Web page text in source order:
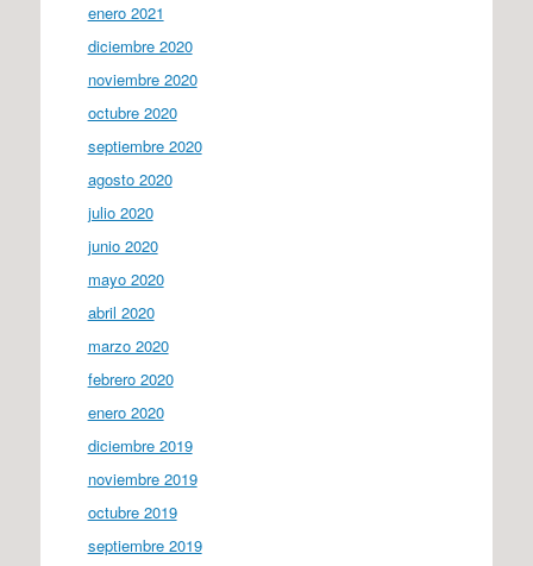
enero 2021
diciembre 2020
noviembre 2020
octubre 2020
septiembre 2020
agosto 2020
julio 2020
junio 2020
mayo 2020
abril 2020
marzo 2020
febrero 2020
enero 2020
diciembre 2019
noviembre 2019
octubre 2019
septiembre 2019